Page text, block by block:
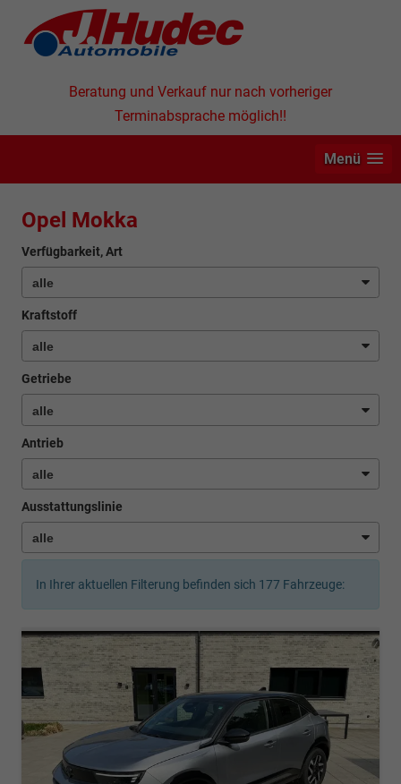
Beratung und Verkauf nur nach vorheriger
Terminabsprache möglich!!
Menü
Opel Mokka
Verfügbarkeit, Art
Kraftstoff
Getriebe
Antrieb
Ausstattungslinie
In Ihrer aktuellen Filterung befinden sich 177 Fahrzeuge: